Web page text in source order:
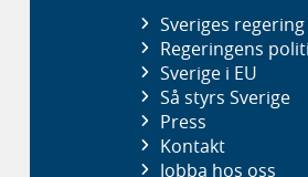
Sveriges regering
Regeringens
Sverige i EU
Så styrs Sverige
Press
Kontakt
Jobba hos oss